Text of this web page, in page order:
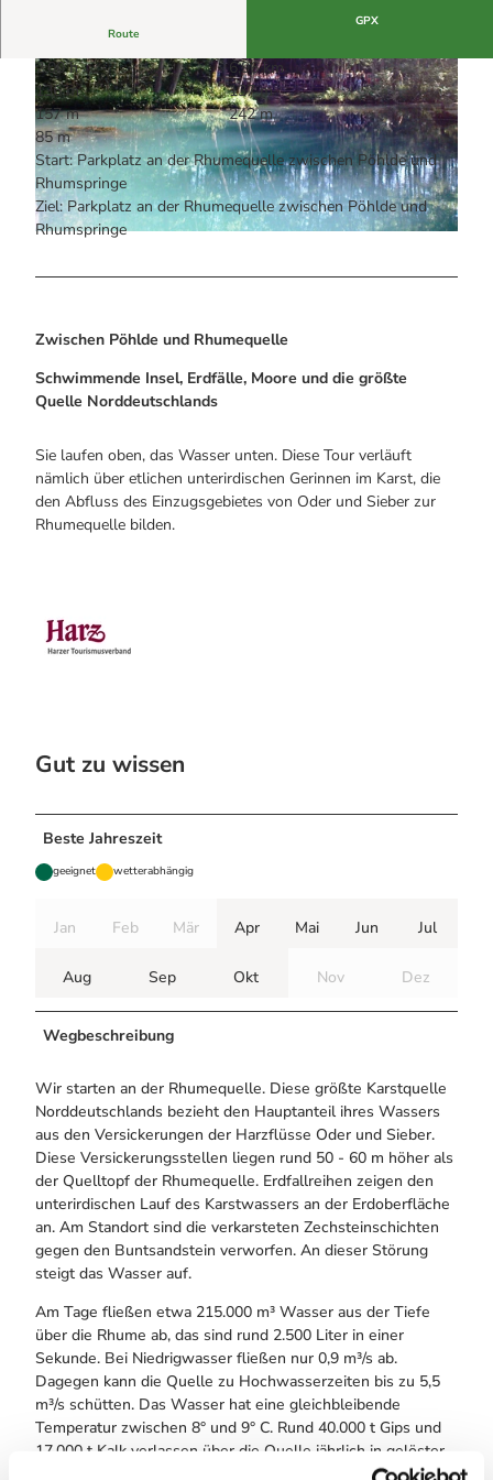
Noch lange nicht Schicht im Schacht
Die Eisflüsterer: Harzer Falken
Wanderführer Jörg Kühnhold
Webcams
Kulinarik
Einkaufen
Webcams
© Förderverein Deutsches Gipsmuseum und Karstwanderweg e.V., F. Vladi
© Firouz Vladi, Förderverein Deutsches Gipsmuseum und Karstwanderweg e.V. |
Route
GPX
2:00 h
6,96 km
136 m
137 m
157 m
242 m
85 m
Start: Parkplatz an der Rhumequelle zwischen Pöhlde und
Rhumspringe
Ziel: Parkplatz an der Rhumequelle zwischen Pöhlde und
Rhumspringe
Zwischen Pöhlde und Rhumequelle
Schwimmende Insel, Erdfälle, Moore und die größte
Quelle Norddeutschlands
Sie laufen oben, das Wasser unten. Diese Tour verläuft
nämlich über etlichen unterirdischen Gerinnen im Karst, die
den Abfluss des Einzugsgebietes von Oder und Sieber zur
Rhumequelle bilden.
Gut zu wissen
Beste Jahreszeit
geeignet wetterabhängig
Jan Feb Mär Apr Mai Jun Jul
Aug Sep Okt Nov Dez
Wegbeschreibung
Wir starten an der Rhumequelle. Diese größte Karstquelle
Norddeutschlands bezieht den Hauptanteil ihres Wassers
aus den Versickerungen der Harzflüsse Oder und Sieber.
Diese Versickerungsstellen liegen rund 50 - 60 m höher als
der Quelltopf der Rhumequelle. Erdfallreihen zeigen den
unterirdischen Lauf des Karstwassers an der Erdoberfläche
an. Am Standort sind die verkarsteten Zechsteinschichten
gegen den Buntsandstein verworfen. An dieser Störung
steigt das Wasser auf.
Am Tage fließen etwa 215.000 m³ Wasser aus der Tiefe
über die Rhume ab, das sind rund 2.500 Liter in einer
Sekunde. Bei Niedrigwasser fließen nur 0,9 m³/s ab.
Dagegen kann die Quelle zu Hochwasserzeiten bis zu 5,5
m³/s schütten. Das Wasser hat eine gleichbleibende
Temperatur zwischen 8° und 9° C. Rund 40.000 t Gips und
17.000 t Kalk verlassen über die Quelle jährlich in gelöster
Form den Südharz und landen letztlich in der Nordsee!